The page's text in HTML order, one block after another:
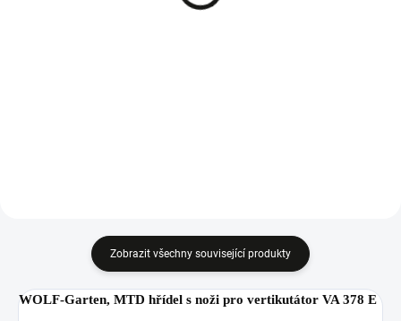
Zobrazit všechny související produkty
WOLF-Garten, MTD hřídel s noži pro vertikutátor VA 378 E